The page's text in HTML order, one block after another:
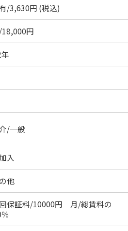
/3,630円 (税込)
円
/一般
入
他
保証料/10000円 月/総賃料の